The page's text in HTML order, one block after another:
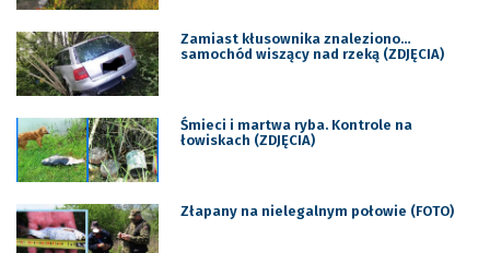
Zamiast kłusownika znaleziono…
samochód wiszący nad rzeką (ZDJĘCIA)
Śmieci i martwa ryba. Kontrole na
łowiskach (ZDJĘCIA)
Złapany na nielegalnym połowie (FOTO)